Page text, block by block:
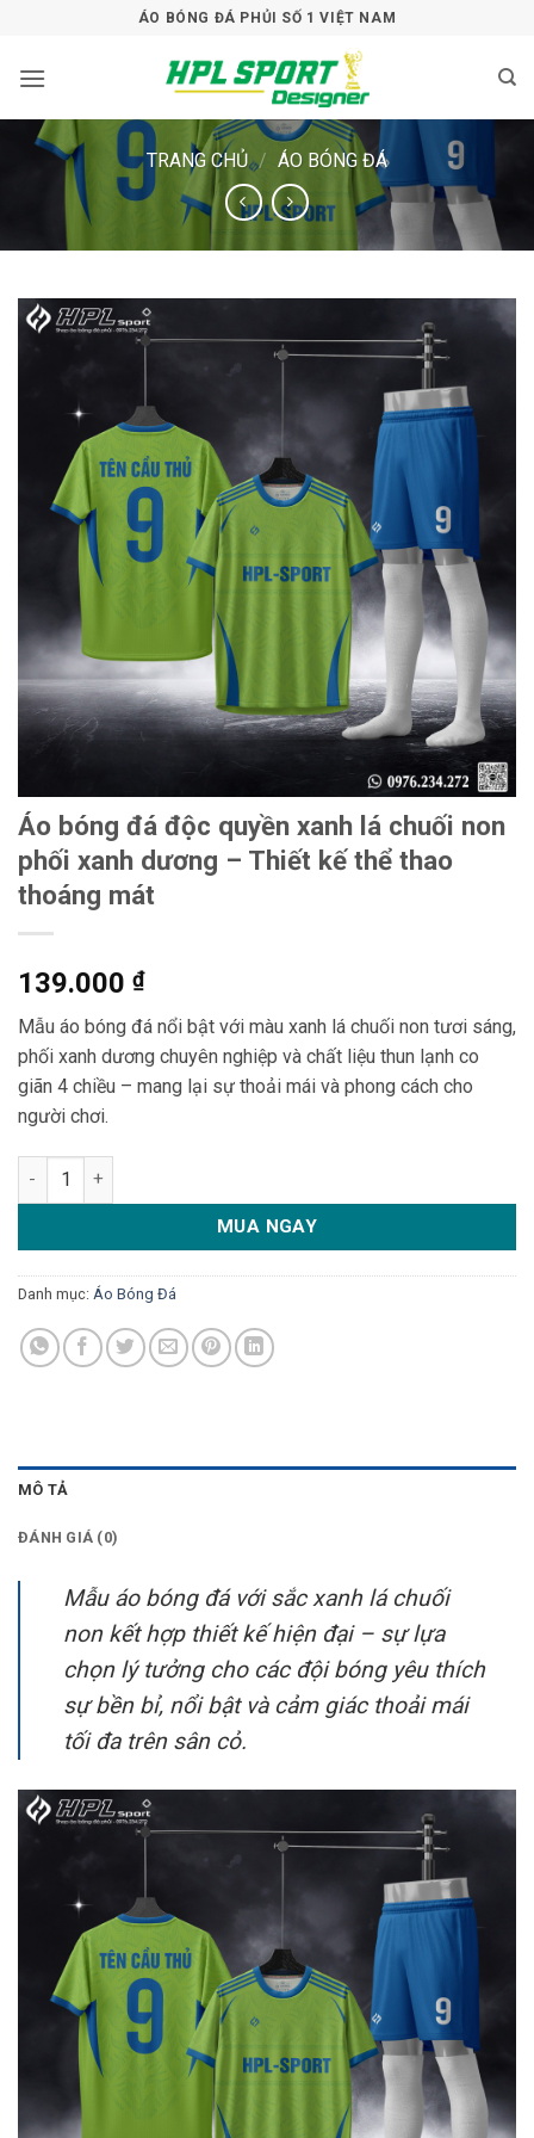
nội
ÁO BÓNG ĐÁ PHỦI SỐ 1 VIỆT NAM
TRANG CHỦ / ÁO BÓNG ĐÁ
Áo bóng đá độc quyền xanh lá chuối non
phối xanh dương – Thiết kế thể thao
thoáng mát
139.000 ₫
Mẫu áo bóng đá nổi bật với màu xanh lá chuối non tươi sáng,
phối xanh dương chuyên nghiệp và chất liệu thun lạnh co
giãn 4 chiều – mang lại sự thoải mái và phong cách cho
người chơi.
Áo bóng đá độc quyền xanh lá chuối non phối xanh dương –
MUA NGAY
Danh mục: Áo Bóng Đá
MÔ TẢ
ĐÁNH GIÁ (0)
Mẫu áo bóng đá với sắc xanh lá chuối
non kết hợp thiết kế hiện đại – sự lựa
chọn lý tưởng cho các đội bóng yêu thích
sự bền bỉ, nổi bật và cảm giác thoải mái
tối đa trên sân cỏ.